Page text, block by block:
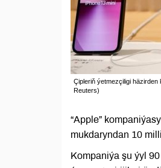
Çipleriň ýetmezçiligi häzirden
Reuters)
“Apple”
mukdaryndan 10
Kompaniýa şu ýyl